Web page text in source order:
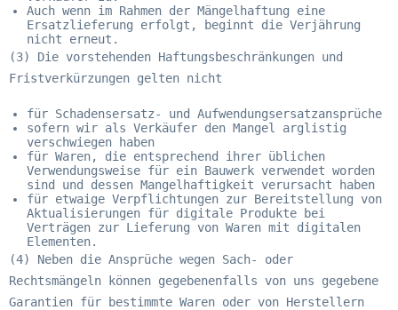
Auch wenn im Rahmen der Mängelhaftung eine
Ersatzlieferung erfolgt, beginnt die Verjährung
nicht erneut.
(3) Die vorstehenden Haftungsbeschränkungen und
Fristverkürzungen gelten nicht
für Schadensersatz- und Aufwendungsersatzansprüche
sofern wir als Verkäufer den Mangel arglistig
verschwiegen haben
für Waren, die entsprechend ihrer üblichen
Verwendungsweise für ein Bauwerk verwendet worden
sind und dessen Mangelhaftigkeit verursacht haben
für etwaige Verpflichtungen zur Bereitstellung von
Aktualisierungen für digitale Produkte bei
Verträgen zur Lieferung von Waren mit digitalen
Elementen.
(4) Neben die Ansprüche wegen Sach- oder
Rechtsmängeln können gegebenenfalls von uns gegebene
Garantien für bestimmte Waren oder von Herstellern